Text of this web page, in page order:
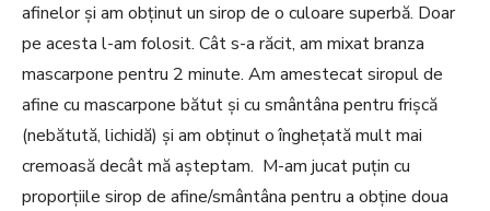
afinelor și am obținut un sirop de o culoare superbă. Doar
pe acesta l-am folosit. Cât s-a răcit, am mixat branza
mascarpone pentru 2 minute. Am amestecat siropul de
afine cu mascarpone bătut și cu smântâna pentru frișcă
(nebătută, lichidă) și am obținut o înghețată mult mai
cremoasă decât mă așteptam. M-am jucat puțin cu
proporțiile sirop de afine/smântâna pentru a obține doua